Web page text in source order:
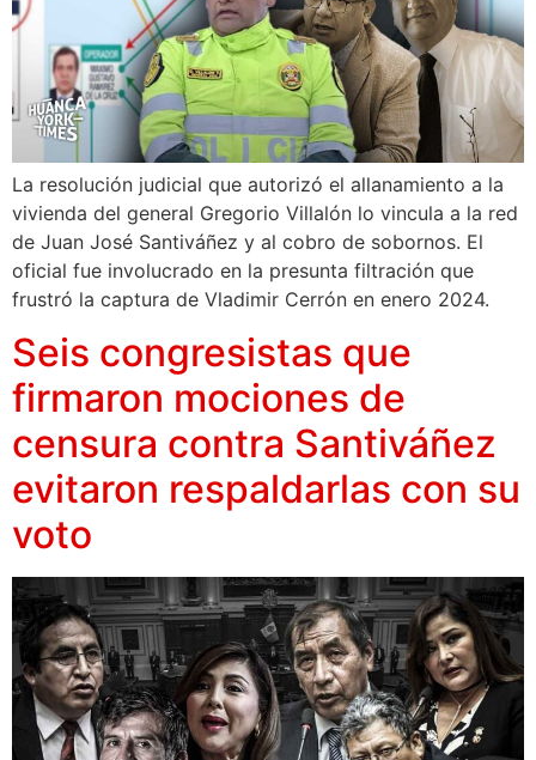
La resolución judicial que autorizó el allanamiento a la
vivienda del general Gregorio Villalón lo vincula a la red
de Juan José Santiváñez y al cobro de sobornos. El
oficial fue involucrado en la presunta filtración que
frustró la captura de Vladimir Cerrón en enero 2024.
Seis congresistas que
firmaron mociones de
censura contra Santiváñez
evitaron respaldarlas con su
voto